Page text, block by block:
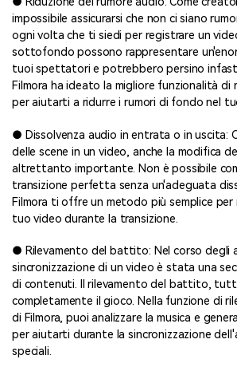
impossibile assicurarsi che non ci siano
ogni volta che ti siedi per registrare un
sottofondo possono rappresentare
tuoi spettatori e potrebbero persino
Filmora ha ideato la migliore funzionalità di
per aiutarti a ridurre i rumori di fondo nel
● Dissolvenza audio in entrata o in uscita:
delle scene in un video, anche la modifica
altrettanto importante. Non è possibile
transizione perfetta senza un'adeguata
Filmora ti offre un metodo più semplice per
tuo video durante la transizione.
● Rilevamento del battito: Nel corso degli
sincronizzazione di un video è stata una
di contenuti. Il rilevamento del battito,
completamente il gioco. Nella funzione di
di Filmora, puoi analizzare la musica e
per aiutarti durante la sincronizzazione
speciali.